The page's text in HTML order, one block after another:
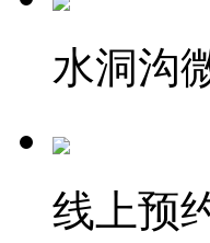
水洞沟
线上预